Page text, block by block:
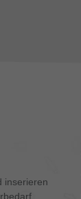
inserieren